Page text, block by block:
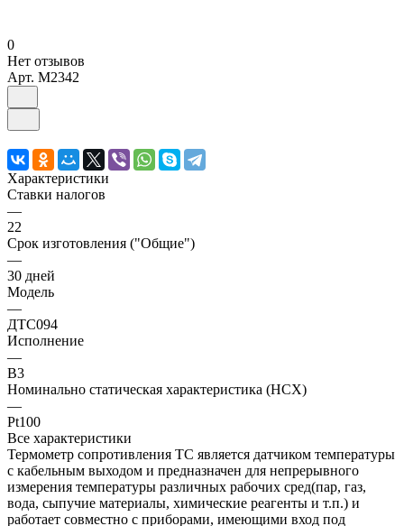
0
Нет отзывов
Арт. M2342
Характеристики
Ставки налогов
—
22
Срок изготовления ("Общие")
—
30 дней
Модель
—
ДТС094
Исполнение
—
В3
Номинально статическая характеристика (НСХ)
—
Pt100
Все характеристики
Термометр сопротивления ТС является датчиком температуры
с кабельным выходом и предназначен для непрерывного
измерения температуры различных рабочих сред(пар, газ,
вода, сыпучие материалы, химические реагенты и т.п.) и
работает совместно с приборами, имеющими вход под